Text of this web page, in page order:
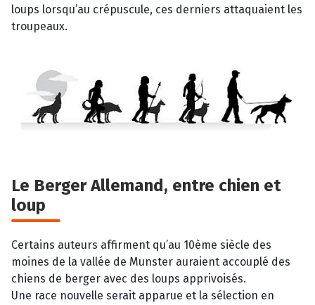
loups lorsqu’au crépuscule, ces derniers attaquaient les
troupeaux.
Le Berger Allemand, entre chien et
loup
Certains auteurs affirment qu’au 10ème siècle des
moines de la vallée de Munster auraient accouplé des
chiens de berger avec des loups apprivoisés.
Une race nouvelle serait apparue et la sélection en